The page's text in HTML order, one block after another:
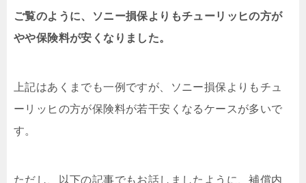
ご覧のように、ソニー損保よりもチューリッヒの方が
やや保険料が安くなりました。
上記はあくまでも一例ですが、ソニー損保よりもチュ
ーリッヒの方が保険料が若干安くなるケースが多いで
す。
ただし、以下の記事でもお話しましたように、補償内